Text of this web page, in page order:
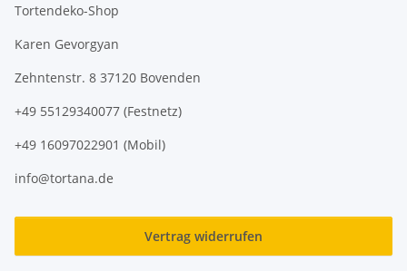
Tortendeko-Shop
Karen Gevorgyan
Zehntenstr. 8 37120 Bovenden
+49 55129340077 (Festnetz)
+49 16097022901 (Mobil)
info@tortana.de
Vertrag widerrufen